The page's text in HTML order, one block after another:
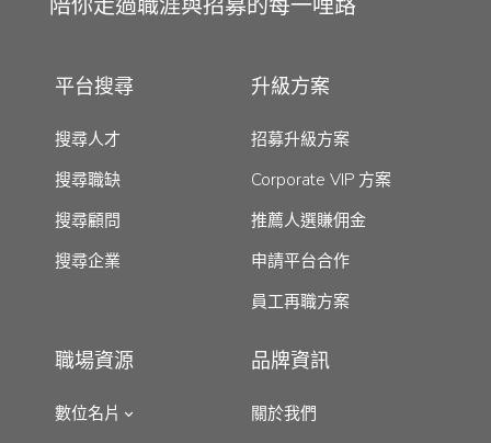
平台搜尋
搜尋人才
搜尋職缺
搜尋顧問
搜尋企業
升級方案
招募升級方案
Corporate VIP 方案
推薦人選賺佣金
申請平台合作
員工再職方案
職場資源
數位名片
品牌資訊
關於我們